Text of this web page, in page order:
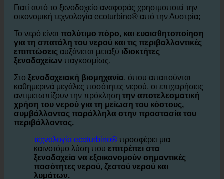
οικονομική τεχνολογία ecoturbino® από την Αυστρία;
Το νερό είναιπολύτιμο πόρο, και ευαισθητοποίηση
για τη σπατάλη του νερού και τις περιβαλλοντικές
ξενοδοχείωνπαγκοσμίως.
Στοξενοδοχειακή βιομηχανία, όπου απαιτούνται
καθημερινά μεγάλες ποσότητες νερού, οι επιχειρήσεις
αντιμετωπίζουν την πρόκλησητην αποτελεσματική
χρήση του νερού για τη μείωση του κόστους,
περιβάλλοντος.
τεχνολογία ecoturbino®προσφέρει μια
καινοτόμο λύση πουεπιτρέπει στα
ξενοδοχεία να εξοικονομούν σημαντικές